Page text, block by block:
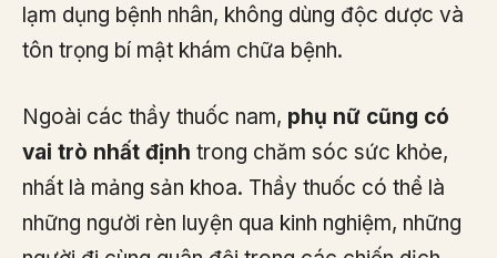
lạm dụng bệnh nhân, không dùng độc dược và
tôn trọng bí mật khám chữa bệnh.
Ngoài các thầy thuốc nam, phụ nữ cũng có
vai trò nhất định trong chăm sóc sức khỏe,
nhất là mảng sản khoa. Thầy thuốc có thể là
những người rèn luyện qua kinh nghiệm, những